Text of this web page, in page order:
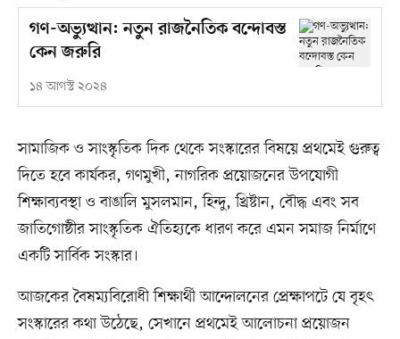
গণ-অভ্যুত্থান: নতুন রাজনৈতিক বন্দোবস্ত
কেন জরুরি
১৪ আগস্ট ২০২৪
সামাজিক ও সাংস্কৃতিক দিক থেকে সংস্কারের বিষয়ে প্রথমেই গুরুত্ব
দিতে হবে কার্যকর, গণমুখী, নাগরিক প্রয়োজনের উপযোগী
শিক্ষাব্যবস্থা ও বাঙালি মুসলমান, হিন্দু, খ্রিষ্টান, বৌদ্ধ এবং সব
জাতিগোষ্ঠীর সাংস্কৃতিক ঐতিহ্যকে ধারণ করে এমন সমাজ নির্মাণে
একটি সার্বিক সংস্কার।
আজকের বৈষম্যবিরোধী শিক্ষার্থী আন্দোলনের প্রেক্ষাপটে যে বৃহৎ
সংস্কারের কথা উঠেছে, সেখানে প্রথমেই আলোচনা প্রয়োজন